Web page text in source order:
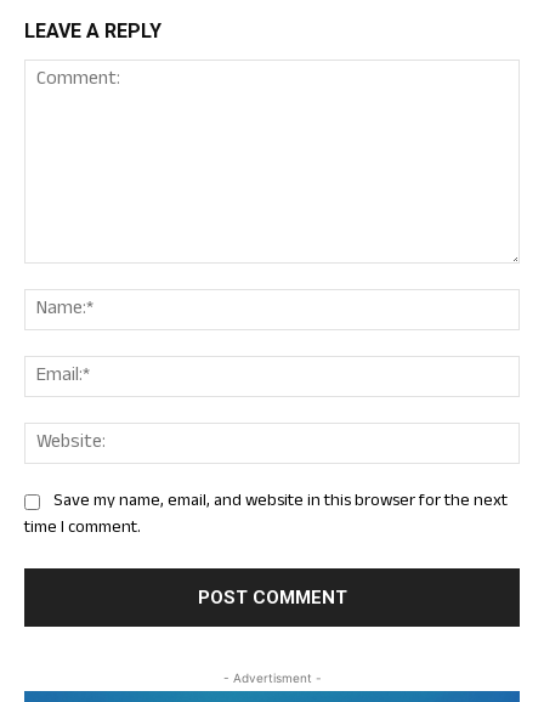
LEAVE A REPLY
Save my name, email, and website in this browser for the next
time I comment.
- Advertisment -